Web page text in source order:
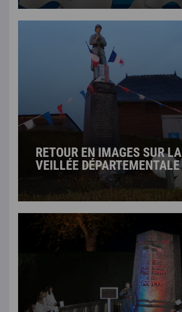
RETOUR EN IMAGES SUR LA
VEILLÉE DÉPARTEMENTALE